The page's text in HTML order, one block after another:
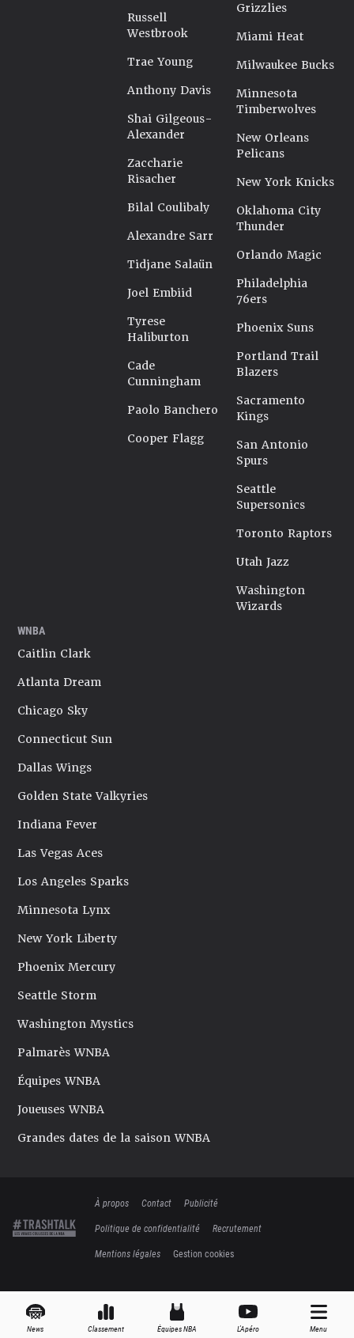
News Classement Équipes NBA L'Apéro Menu
Russell
Westbrook
Trae Young
Anthony Davis
Shai Gilgeous-
Alexander
Zaccharie
Risacher
Bilal Coulibaly
Alexandre Sarr
Tidjane Salaün
Joel Embiid
Tyrese
Haliburton
Cade
Cunningham
Paolo Banchero
Cooper Flagg
Grizzlies
Miami Heat
Milwaukee Bucks
Minnesota
Timberwolves
New Orleans
Pelicans
New York Knicks
Oklahoma City
Thunder
Orlando Magic
Philadelphia
76ers
Phoenix Suns
Portland Trail
Blazers
Sacramento
Kings
San Antonio
Spurs
Seattle
Supersonics
Toronto Raptors
Utah Jazz
Washington
Wizards
WNBA
Caitlin Clark
Atlanta Dream
Chicago Sky
Connecticut Sun
Dallas Wings
Golden State Valkyries
Indiana Fever
Las Vegas Aces
Los Angeles Sparks
Minnesota Lynx
New York Liberty
Phoenix Mercury
Seattle Storm
Washington Mystics
Palmarès WNBA
Équipes WNBA
Joueuses WNBA
Grandes dates de la saison WNBA
À propos Contact
Publicité
Politique de confidentialité
Recrutement
Mentions légales
Gestion cookies